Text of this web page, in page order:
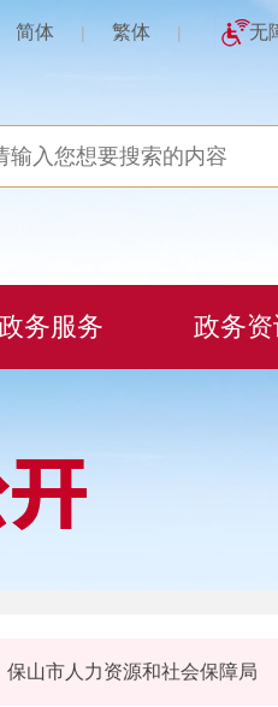
简体 | 繁体 | 无
务服务 政务
保山市人力资源和社会保障局